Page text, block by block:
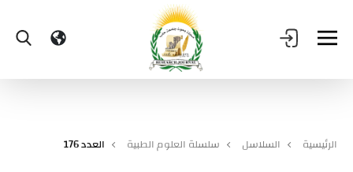
الرئيسية السلاسل سلسلة العلوم الطبية العدد 176